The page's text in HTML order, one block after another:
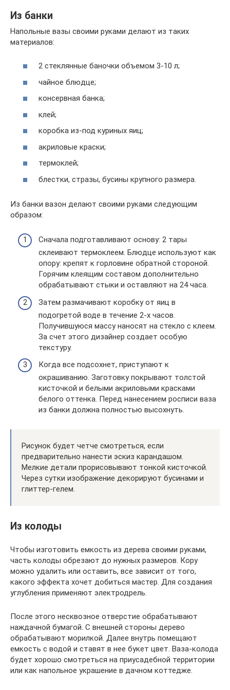
Из банки
Напольные вазы своими руками делают из таких
материалов:
2 стеклянные баночки объемом 3-10 л;
чайное блюдце;
консервная банка;
клей;
коробка из-под куриных яиц;
акриловые краски;
термоклей;
блестки, стразы, бусины крупного размера.
Из банки вазон делают своими руками следующим
образом:
Сначала подготавливают основу: 2 тары
склеивают термоклеем. Блюдце используют как
опору: крепят к горловине обратной стороной.
Горячим клеящим составом дополнительно
обрабатывают стыки и оставляют на 24 часа.
Затем размачивают коробку от яиц в
подогретой воде в течение 2-х часов.
Получившуюся массу наносят на стекло с клеем.
За счет этого дизайнер создает особую
текстуру.
Когда все подсохнет, приступают к
окрашиванию. Заготовку покрывают толстой
кисточкой и белыми акриловыми красками
белого оттенка. Перед нанесением росписи ваза
из банки должна полностью высохнуть.
Рисунок будет четче смотреться, если
предварительно нанести эскиз карандашом.
Мелкие детали прорисовывают тонкой кисточкой.
Через сутки изображение декорируют бусинами и
глиттер-гелем.
Из колоды
Чтобы изготовить емкость из дерева своими руками,
часть колоды обрезают до нужных размеров. Кору
можно удалить или оставить, все зависит от того,
какого эффекта хочет добиться мастер. Для создания
углубления применяют электродрель.
После этого несквозное отверстие обрабатывают
наждачной бумагой. С внешней стороны дерево
обрабатывают морилкой. Далее внутрь помещают
емкость с водой и ставят в нее букет цвет. Ваза-колода
будет хорошо смотреться на приусадебной территории
или как напольное украшение в дачном коттедже.